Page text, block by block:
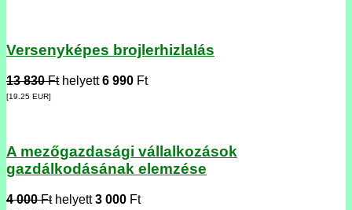
Versenyképes brojlerhizlalás
13 830 Fthelyett6 990 Ft
[19.25 EUR]
A mezőgazdasági vállalkozások
gazdálkodásának elemzése
4 000 Fthelyett3 000 Ft